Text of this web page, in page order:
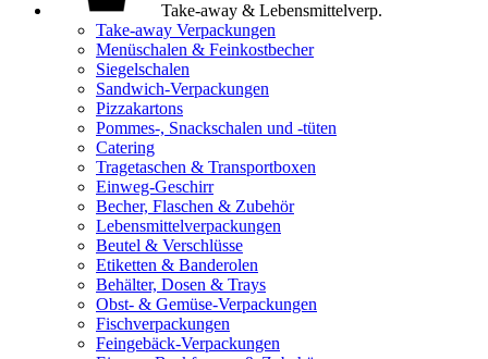
Take-away & Lebensmittelverp.
Take-away Verpackungen
Menüschalen & Feinkostbecher
Siegelschalen
Sandwich-Verpackungen
Pizzakartons
Pommes-, Snackschalen und -tüten
Catering
Tragetaschen & Transportboxen
Einweg-Geschirr
Becher, Flaschen & Zubehör
Lebensmittelverpackungen
Beutel & Verschlüsse
Etiketten & Banderolen
Behälter, Dosen & Trays
Obst- & Gemüse-Verpackungen
Fischverpackungen
Feingebäck-Verpackungen